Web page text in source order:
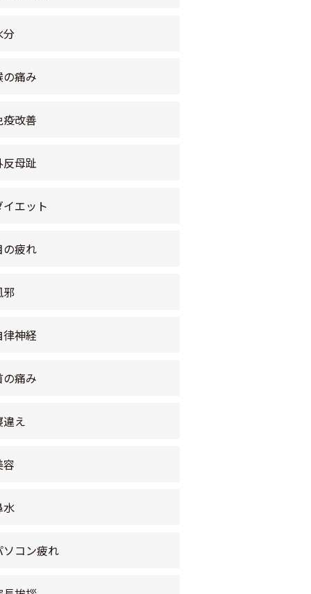
分
の痛み
疫改善
反母趾
イエット
の疲れ
邪
律神経
の痛み
違え
容
水
ソコン疲れ